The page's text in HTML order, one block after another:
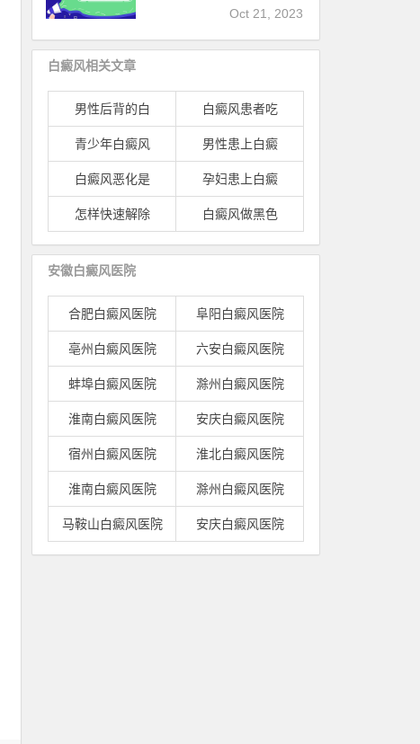
Oct 21, 2023
白癜风相关文章
男性后背的白 白癜风患者吃
青少年白癜风 男性患上白癜
白癜风恶化是 孕妇患上白癜
怎样快速解除 白癜风做黑色
安徽白癜风医院
合肥白癜风医院 阜阳白癜风医院
亳州白癜风医院 六安白癜风医院
蚌埠白癜风医院 滁州白癜风医院
淮南白癜风医院 安庆白癜风医院
宿州白癜风医院 淮北白癜风医院
淮南白癜风医院 滁州白癜风医院
马鞍山白癜风医院 安庆白癜风医院